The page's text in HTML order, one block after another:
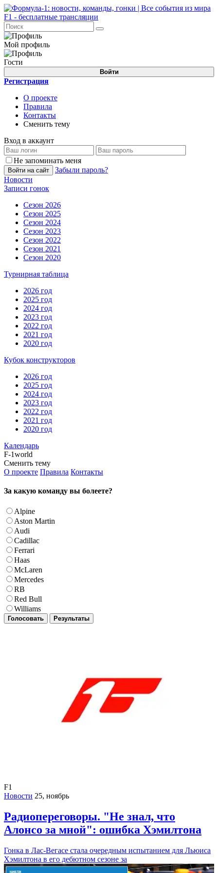
Мой профиль
Гости
Войти
Регистрация
О проекте
Правила
Контакты
Сменить тему
Вход в аккаунт
Не запоминать меня
Войти на сайт
Забыли пароль?
Новости
Записи гонок
Сезон 2026
Сезон 2025
Сезон 2024
Сезон 2023
Сезон 2022
Сезон 2021
Сезон 2020
Турнирная таблица
2026 год
2025 год
2024 год
2023 год
2022 год
2021 год
2020 год
Кубок конструкторов
2026 год
2025 год
2024 год
2023 год
2022 год
2021 год
2020 год
Календарь
F-1world
Сменить тему
О проекте Правила Контакты
За какую команду вы болеете?
Alpine
Aston Martin
Audi
Cadillac
Ferrari
Haas
McLaren
Mercedes
RB
Red Bull
Williams
Голосовать Результаты
F1
Новости 25, ноябрь
Радиопереговоры. "Не знал, что
Алонсо за мной": ошибка Хэмилтона
Гонка в Лас-Вегасе стала очередным испытанием для Льюиса
Хэмилтона в его дебютном сезоне за